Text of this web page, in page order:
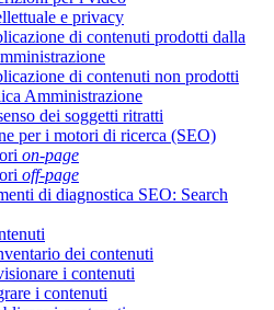
e privacy
di contenuti prodotti dalla
di contenuti non prodotti
Amministrazione
dei soggetti ritratti
per i motori di ricerca (SEO)
on-page
off-page
di diagnostica SEO: Search
dei contenuti
i contenuti
i contenuti